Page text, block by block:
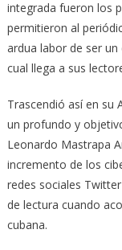
integrada fueron los
permitieron al
ardua labor de ser
cual llega a sus
Trascendió así en su
un profundo y
Leonardo Mastrapa
incremento de los
redes sociales
de lectura cuando
cubana.